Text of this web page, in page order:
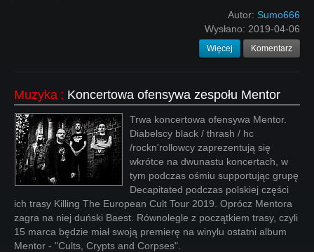
Autor: Sumo666
Wysłano: 2019-04-06
Więcej Komentarz
Muzyka : Koncertowa ofensywa zespołu Mentor
Trwa koncertowa ofensywa Mentor.
Diabelscy black / thrash / hc
/rockn'rollowcy zaprezentują się
wkrótce na dwunastu koncertach, w
tym podczas ośmiu supportując grupę
Decapitated podczas polskiej części
ich trasy Killing The European Cult Tour 2019. Oprócz Mentora
zagra na niej duński Baest. Równolegle z początkiem trasy, czyli
15 marca będzie miał swoją premierę na winylu ostatni album
Mentor - "Cults, Crypts and Corpses".